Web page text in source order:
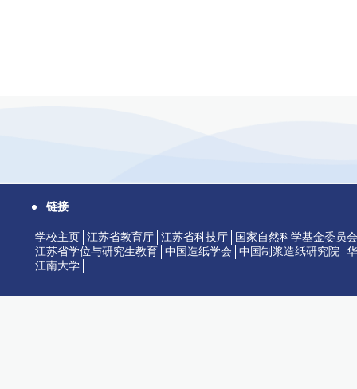
链接
学校主页 江苏省教育厅 江苏省科技厅
国家自然科学基金委员会
江苏省学位与研究生教育 中国造纸学会 中国制浆造纸研究院
江南大学